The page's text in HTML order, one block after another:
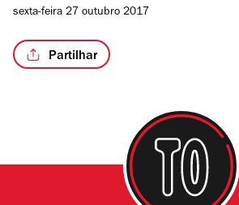
sexta-feira 27 outubro 2017
Partilhar